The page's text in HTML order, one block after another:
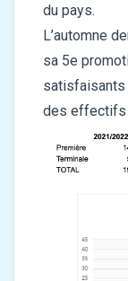
du pays.
L’automne
sa 5e
satisfaisants
des effectifs